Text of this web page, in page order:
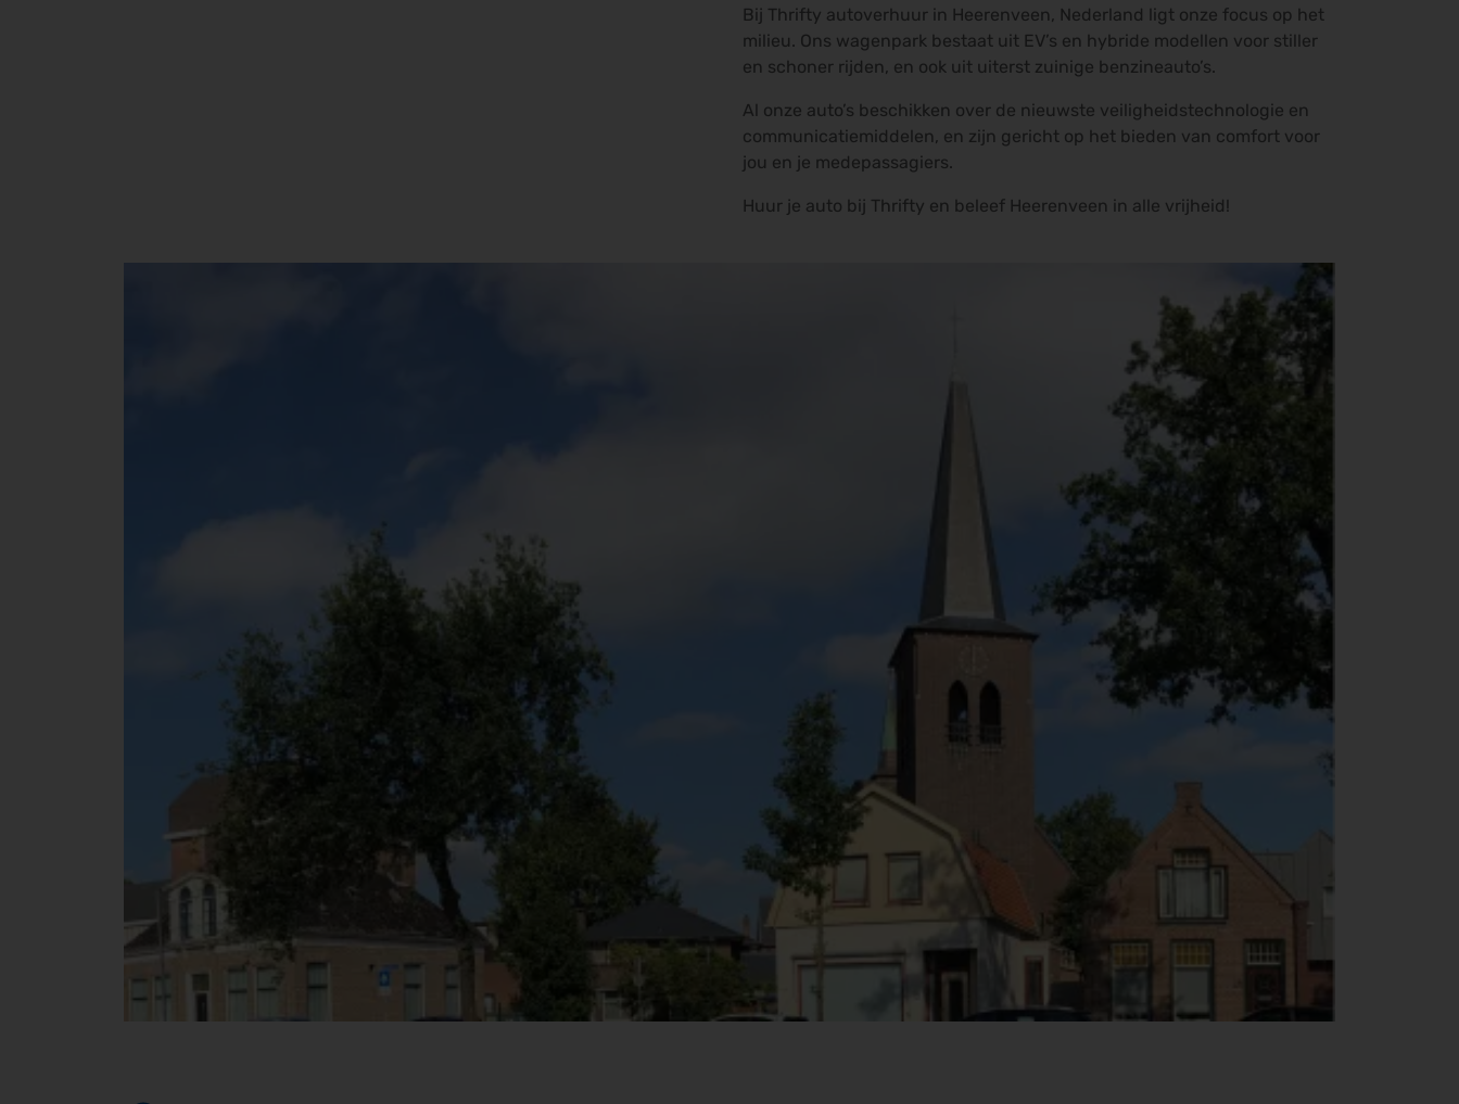
Bij Thrifty autoverhuur in Heerenveen, Nederland ligt onze focus op het
milieu. Ons wagenpark bestaat uit EV’s en hybride modellen voor stiller
en schoner rijden, en ook uit uiterst zuinige benzineauto’s.
Al onze auto’s beschikken over de nieuwste veiligheidstechnologie en
communicatiemiddelen, en zijn gericht op het bieden van comfort voor
jou en je medepassagiers.
Huur je auto bij Thrifty en beleef Heerenveen in alle vrijheid!